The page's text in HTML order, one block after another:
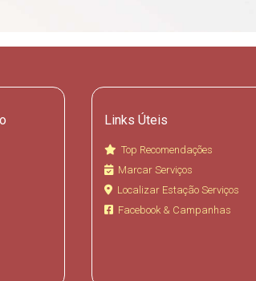
Links Úteis
Top Recomendações
Marcar Serviços
Localizar Estação Serviços
Facebook & Campanhas